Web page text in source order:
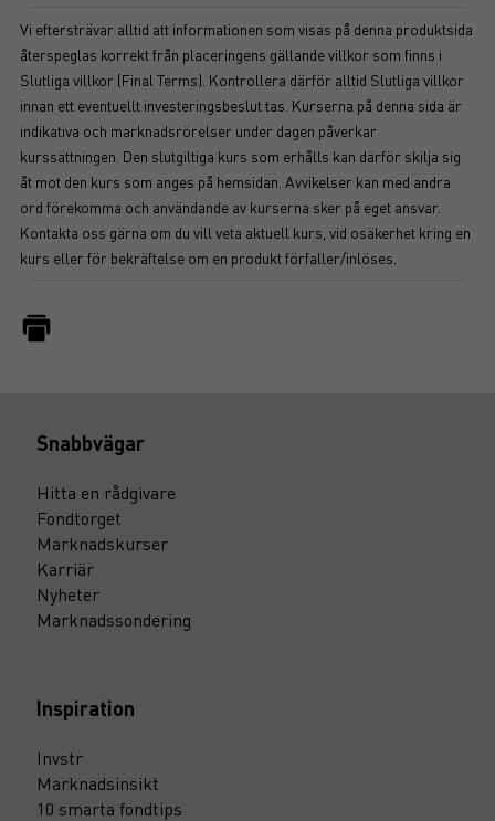
Vi eftersträvar alltid att informationen som visas på denna produktsida
återspeglas korrekt från placeringens gällande villkor som finns i
Slutliga villkor (Final Terms). Kontrollera därför alltid Slutliga villkor
innan ett eventuellt investeringsbeslut tas. Kurserna på denna sida är
indikativa och marknadsrörelser under dagen påverkar
kurssättningen. Den slutgiltiga kurs som erhålls kan därför skilja sig
åt mot den kurs som anges på hemsidan. Avvikelser kan med andra
ord förekomma och användande av kurserna sker på eget ansvar.
Kontakta oss gärna om du vill veta aktuell kurs, vid osäkerhet kring en
kurs eller för bekräftelse om en produkt förfaller/inlöses.
Snabbvägar
Hitta en rådgivare
Fondtorget
Marknadskurser
Karriär
Nyheter
Marknadssondering
Inspiration
Invstr
Marknadsinsikt
10 smarta fondtips